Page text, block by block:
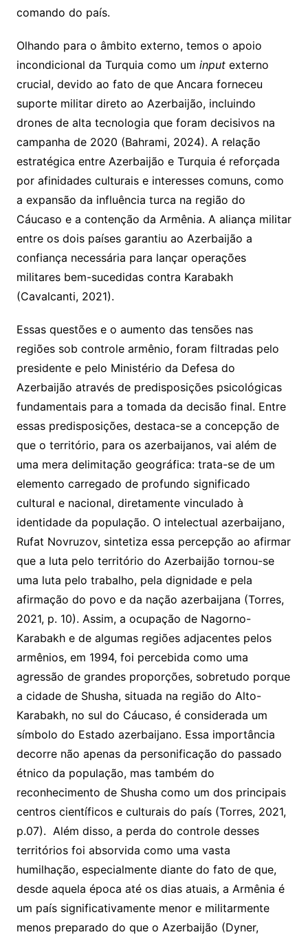
comando do país.
Olhando para o âmbito externo, temos o apoio
incondicional da Turquia como um input externo
crucial, devido ao fato de que Ancara forneceu
suporte militar direto ao Azerbaijão, incluindo
drones de alta tecnologia que foram decisivos na
campanha de 2020 (Bahrami, 2024). A relação
estratégica entre Azerbaijão e Turquia é reforçada
por afinidades culturais e interesses comuns, como
a expansão da influência turca na região do
Cáucaso e a contenção da Armênia. A aliança militar
entre os dois países garantiu ao Azerbaijão a
confiança necessária para lançar operações
militares bem-sucedidas contra Karabakh
(Cavalcanti, 2021).
Essas questões e o aumento das tensões nas
regiões sob controle armênio, foram filtradas pelo
presidente e pelo Ministério da Defesa do
Azerbaijão através de predisposições psicológicas
fundamentais para a tomada da decisão final. Entre
essas predisposições, destaca-se a concepção de
que o território, para os azerbaijanos, vai além de
uma mera delimitação geográfica: trata-se de um
elemento carregado de profundo significado
cultural e nacional, diretamente vinculado à
identidade da população. O intelectual azerbaijano,
Rufat Novruzov, sintetiza essa percepção ao afirmar
que a luta pelo território do Azerbaijão tornou-se
uma luta pelo trabalho, pela dignidade e pela
afirmação do povo e da nação azerbaijana (Torres,
2021, p. 10). Assim, a ocupação de Nagorno-
Karabakh e de algumas regiões adjacentes pelos
armênios, em 1994, foi percebida como uma
agressão de grandes proporções, sobretudo porque
a cidade de Shusha, situada na região do Alto-
Karabakh, no sul do Cáucaso, é considerada um
símbolo do Estado azerbaijano. Essa importância
decorre não apenas da personificação do passado
étnico da população, mas também do
reconhecimento de Shusha como um dos principais
centros científicos e culturais do país (Torres, 2021,
p.07). Além disso, a perda do controle desses
territórios foi absorvida como uma vasta
humilhação, especialmente diante do fato de que,
desde aquela época até os dias atuais, a Armênia é
um país significativamente menor e militarmente
menos preparado do que o Azerbaijão (Dyner,